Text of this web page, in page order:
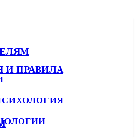
И ПРАВИЛА